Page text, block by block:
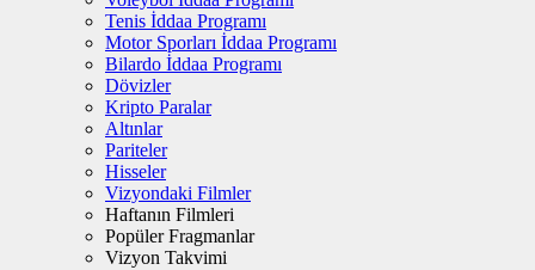
Tenis İddaa Programı
Motor Sporları İddaa Programı
Bilardo İddaa Programı
Dövizler
Kripto Paralar
Altınlar
Pariteler
Hisseler
Vizyondaki Filmler
Haftanın Filmleri
Popüler Fragmanlar
Vizyon Takvimi